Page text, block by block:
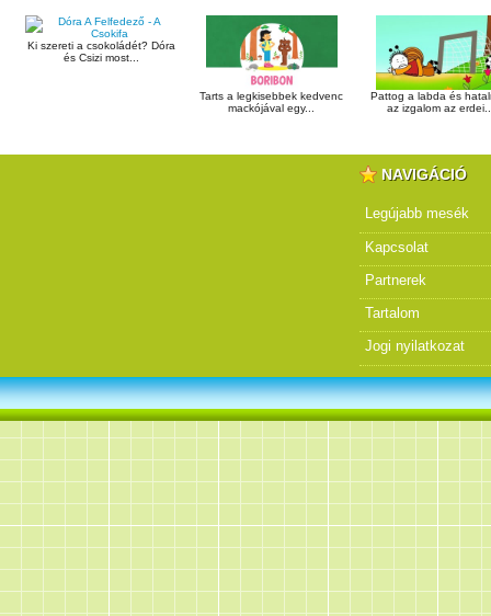
Ki szereti a csokoládét? Dóra
és Csizi most...
Tarts a legkisebbek kedvenc
mackójával egy...
Pattog a labda és
az izgalom az
NAVIGÁCIÓ
Legújabb mesék
Kapcsolat
Partnerek
Tartalom
Jogi nyilatkozat